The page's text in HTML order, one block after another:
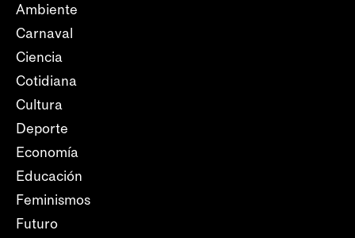
Ambiente
Carnaval
Ciencia
Cotidiana
Cultura
Deporte
Economía
Educación
Feminismos
Futuro